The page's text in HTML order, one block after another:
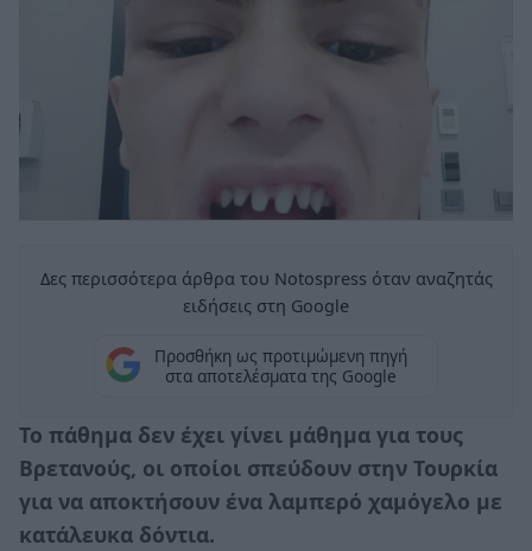
Δες περισσότερα άρθρα του Notospress όταν αναζητάς
ειδήσεις στη Google
Προσθήκη ως προτιμώμενη πηγή
στα αποτελέσματα της Google
Το πάθημα δεν έχει γίνει μάθημα για τους
Βρετανούς, οι οποίοι σπεύδουν στην Τουρκία
για να αποκτήσουν ένα λαμπερό χαμόγελο με
κατάλευκα δόντια.